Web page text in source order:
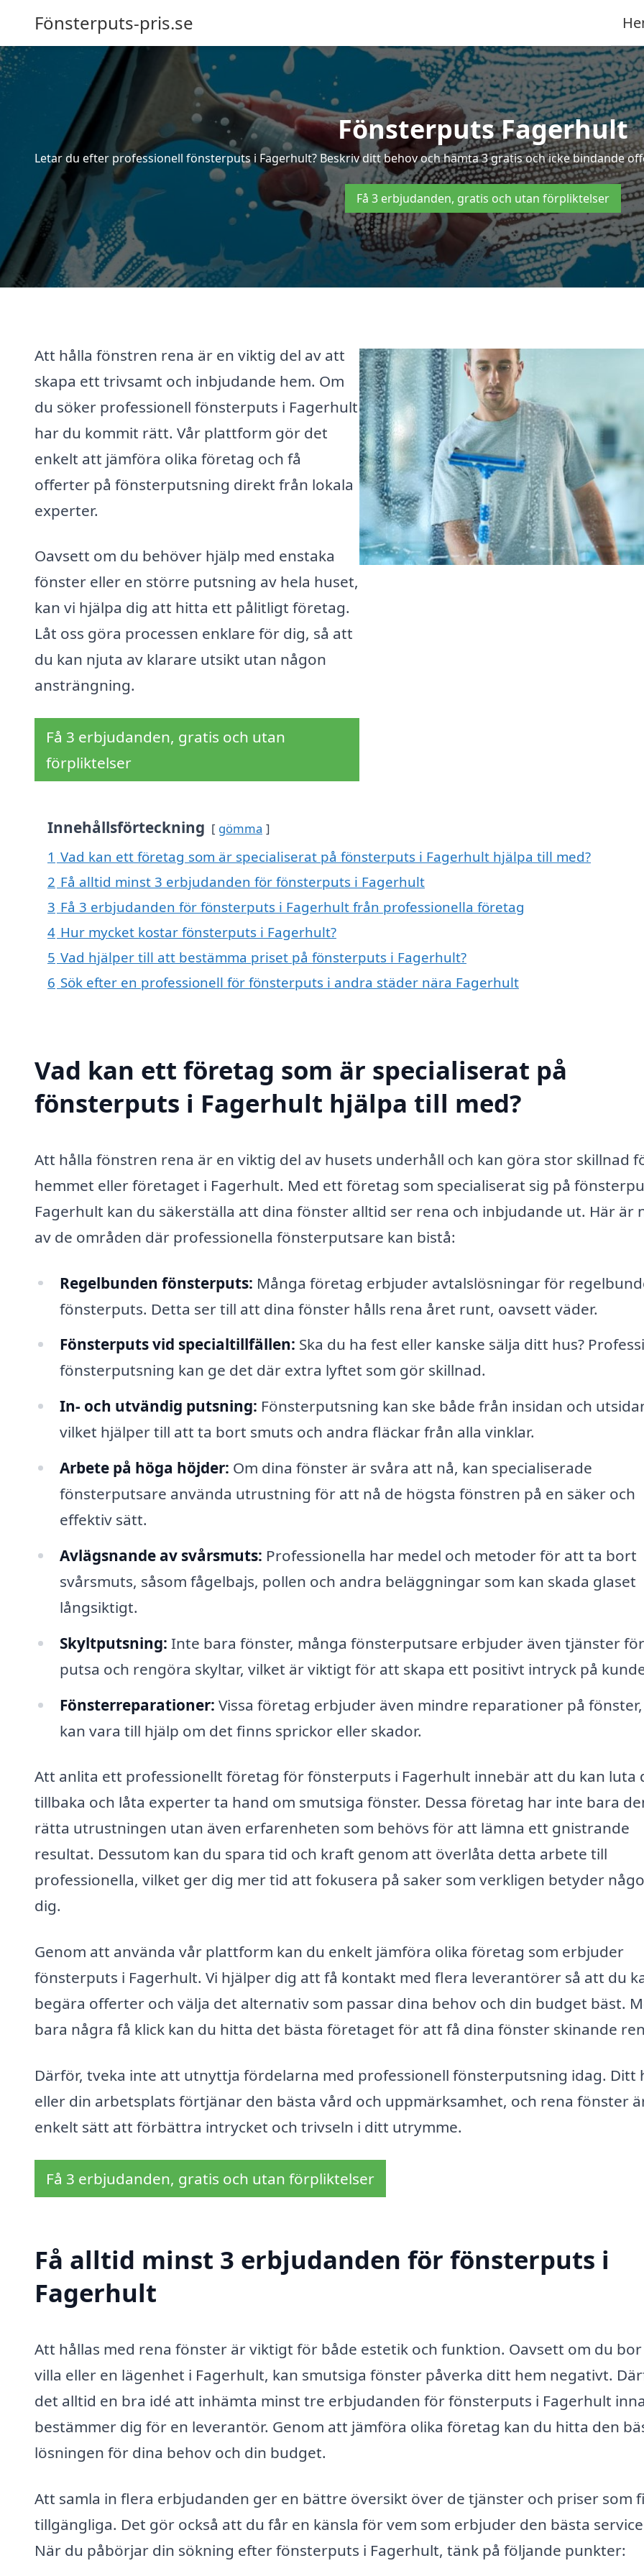
Fönsterputs-pris.se
Fönsterputs Fagerhult
Letar du efter professionell fönsterputs i Fagerhult? Beskriv ditt behov och hämta 3 gratis och icke bindande
Få 3 erbjudanden, gratis och utan förpliktelser
Att hålla fönstren rena är en viktig del av att
skapa ett trivsamt och inbjudande hem. Om
du söker professionell fönsterputs i Fagerhult
har du kommit rätt. Vår plattform gör det
enkelt att jämföra olika företag och få
offerter på fönsterputsning direkt från lokala
experter.
Oavsett om du behöver hjälp med enstaka
fönster eller en större putsning av hela huset,
kan vi hjälpa dig att hitta ett pålitligt företag.
Låt oss göra processen enklare för dig, så att
du kan njuta av klarare utsikt utan någon
ansträngning.
Få 3 erbjudanden, gratis och utan
förpliktelser
Innehållsförteckning gömma
1 Vad kan ett företag som är specialiserat på fönsterputs i Fagerhult hjälpa till med?
2 Få alltid minst 3 erbjudanden för fönsterputs i Fagerhult
3 Få 3 erbjudanden för fönsterputs i Fagerhult från professionella företag
4 Hur mycket kostar fönsterputs i Fagerhult?
5 Vad hjälper till att bestämma priset på fönsterputs i Fagerhult?
6 Sök efter en professionell för fönsterputs i andra städer nära Fagerhult
Vad kan ett företag som är specialiserat på
fönsterputs i Fagerhult hjälpa till med?
Att hålla fönstren rena är en viktig del av husets underhåll och kan göra stor skillnad
hemmet eller företaget i Fagerhult. Med ett företag som specialiserat sig på
Fagerhult kan du säkerställa att dina fönster alltid ser rena och inbjudande ut. Här är
av de områden där professionella fönsterputsare kan bistå:
Regelbunden fönsterputs: Många företag erbjuder avtalslösningar för
fönsterputs. Detta ser till att dina fönster hålls rena året runt, oavsett väder.
Fönsterputs vid specialtillfällen: Ska du ha fest eller kanske sälja ditt hus?
fönsterputsning kan ge det där extra lyftet som gör skillnad.
In- och utvändig putsning: Fönsterputsning kan ske både från insidan och
vilket hjälper till att ta bort smuts och andra fläckar från alla vinklar.
Arbete på höga höjder: Om dina fönster är svåra att nå, kan specialiserade
fönsterputsare använda utrustning för att nå de högsta fönstren på en säker och
effektiv sätt.
Avlägsnande av svårsmuts: Professionella har medel och metoder för att ta bort
svårsmuts, såsom fågelbajs, pollen och andra beläggningar som kan skada glaset
långsiktigt.
Skyltputsning: Inte bara fönster, många fönsterputsare erbjuder även tjänster
putsa och rengöra skyltar, vilket är viktigt för att skapa ett positivt intryck på
Fönsterreparationer: Vissa företag erbjuder även mindre reparationer på
kan vara till hjälp om det finns sprickor eller skador.
Att anlita ett professionellt företag för fönsterputs i Fagerhult innebär att du kan luta
tillbaka och låta experter ta hand om smutsiga fönster. Dessa företag har inte bara
rätta utrustningen utan även erfarenheten som behövs för att lämna ett gnistrande
resultat. Dessutom kan du spara tid och kraft genom att överlåta detta arbete till
professionella, vilket ger dig mer tid att fokusera på saker som verkligen betyder
dig.
Genom att använda vår plattform kan du enkelt jämföra olika företag som erbjuder
fönsterputs i Fagerhult. Vi hjälper dig att få kontakt med flera leverantörer så att du
begära offerter och välja det alternativ som passar dina behov och din budget bäst.
bara några få klick kan du hitta det bästa företaget för att få dina fönster skinande
Därför, tveka inte att utnyttja fördelarna med professionell fönsterputsning idag. Ditt
eller din arbetsplats förtjänar den bästa vård och uppmärksamhet, och rena fönster
enkelt sätt att förbättra intrycket och trivseln i ditt utrymme.
Få 3 erbjudanden, gratis och utan förpliktelser
Få alltid minst 3 erbjudanden för fönsterputs i
Fagerhult
Att hållas med rena fönster är viktigt för både estetik och funktion. Oavsett om du bor
villa eller en lägenhet i Fagerhult, kan smutsiga fönster påverka ditt hem negativt.
det alltid en bra idé att inhämta minst tre erbjudanden för fönsterputs i Fagerhult
bestämmer dig för en leverantör. Genom att jämföra olika företag kan du hitta den
lösningen för dina behov och din budget.
Att samla in flera erbjudanden ger en bättre översikt över de tjänster och priser som
tillgängliga. Det gör också att du får en känsla för vem som erbjuder den bästa
När du påbörjar din sökning efter fönsterputs i Fagerhult, tänk på följande punkter: